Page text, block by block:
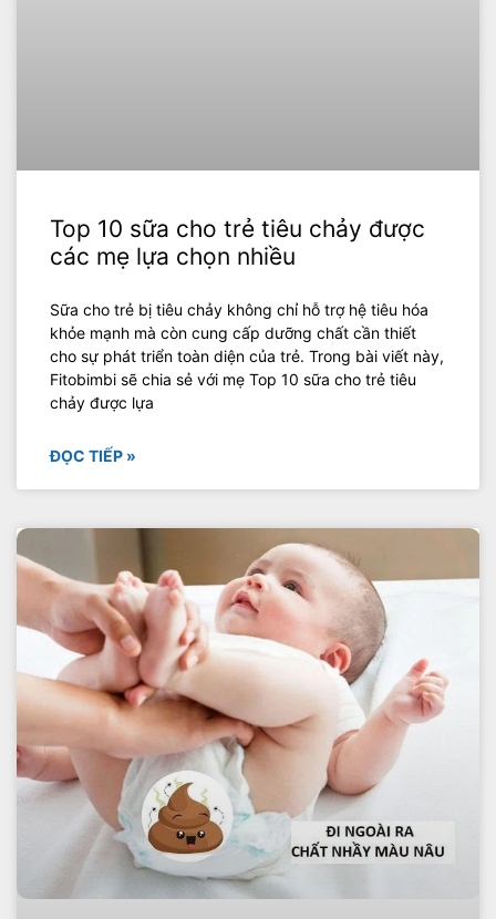
Top 10 sữa cho trẻ tiêu chảy được
các mẹ lựa chọn nhiều
Sữa cho trẻ bị tiêu chảy không chỉ hỗ trợ hệ tiêu hóa
khỏe mạnh mà còn cung cấp dưỡng chất cần thiết
cho sự phát triển toàn diện của trẻ. Trong bài viết này,
Fitobimbi sẽ chia sẻ với mẹ Top 10 sữa cho trẻ tiêu
chảy được lựa
ĐỌC TIẾP »